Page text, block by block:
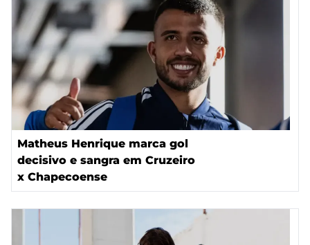
Matheus Henrique marca gol
decisivo e sangra em Cruzeiro
x Chapecoense